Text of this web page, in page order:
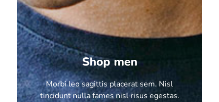
Shop men
Morbi leo sagittis placerat sem. Nisl
tincidunt nulla fames nisl risus egestas.